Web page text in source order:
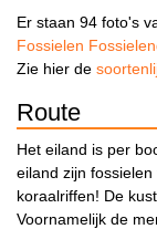
Er staan 94 foto's
Fossielen
Zie hier de
Route
Het eiland is per
eiland zijn
koraalriffen! De
Voornamelijk de